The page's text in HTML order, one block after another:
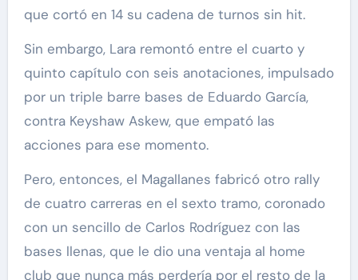
que cortó en 14 su cadena de turnos sin hit.
Sin embargo, Lara remontó entre el cuarto y
quinto capítulo con seis anotaciones, impulsado
por un triple barre bases de Eduardo García,
contra Keyshaw Askew, que empató las
acciones para ese momento.
Pero, entonces, el Magallanes fabricó otro rally
de cuatro carreras en el sexto tramo, coronado
con un sencillo de Carlos Rodríguez con las
bases llenas, que le dio una ventaja al home
club que nunca más perdería por el resto de la